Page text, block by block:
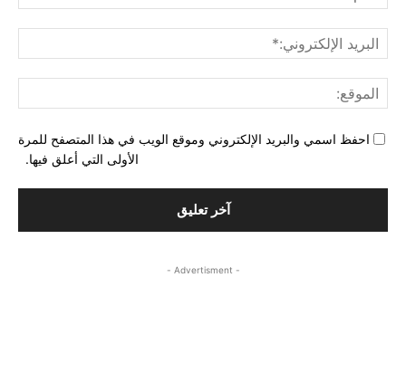
احفظ اسمي والبريد الإلكتروني وموقع الويب في هذا المتصفح للمرة
الأولى التي أعلق فيها.
- Advertisment -